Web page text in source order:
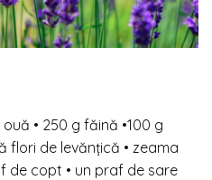
ouă • 250 g făină •100 g
flori de levănțică • zeama
de copt • un praf de sare